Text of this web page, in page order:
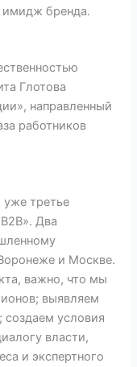
имидж бренда.
Глотова
направленный
работников
уже третье
Два
и Москве.
важно, что мы
выявляем
условия
власти,
и экспертного